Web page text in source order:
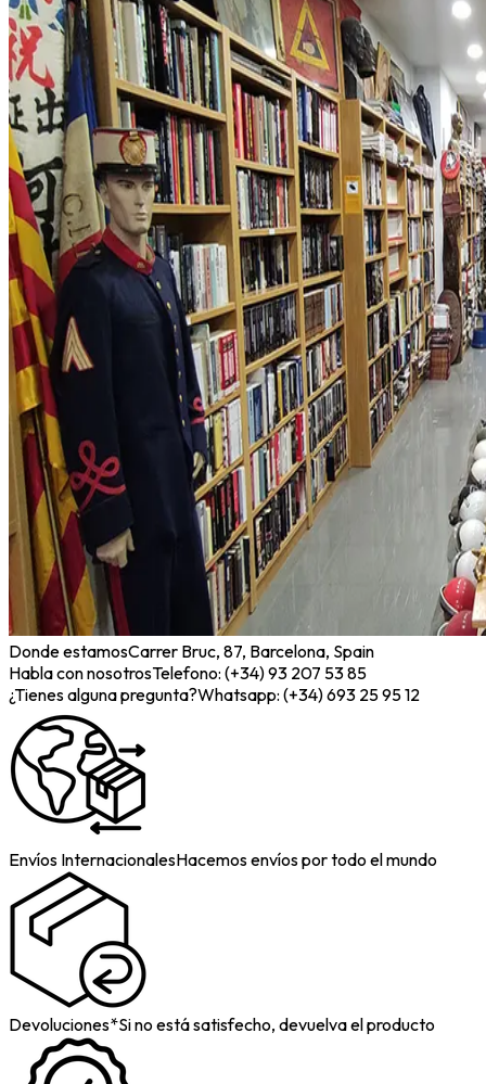
Donde estamosCarrer Bruc, 87, Barcelona, Spain
Habla con nosotrosTelefono: (+34) 93 207 53 85
¿Tienes alguna pregunta?Whatsapp: (+34) 693 25 95 12
Envíos InternacionalesHacemos envíos por todo el mundo
Devoluciones*Si no está satisfecho, devuelva el producto